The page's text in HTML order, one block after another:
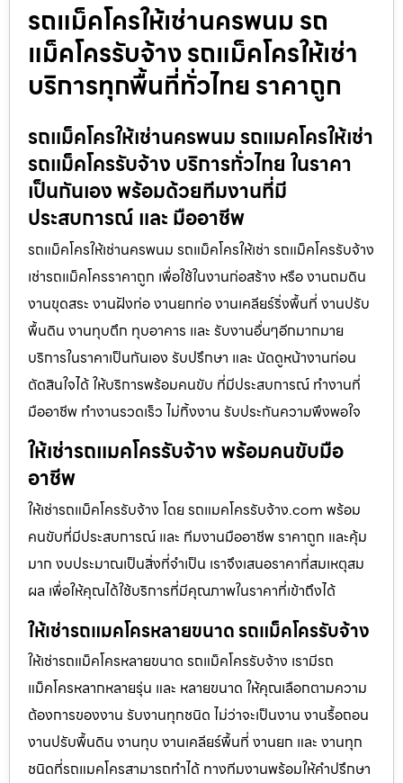
รถแม็คโครให้เช่านครพนม รถ
แม็คโครรับจ้าง รถแม็คโครให้เช่า
บริการทุกพื้นที่ทั่วไทย ราคาถูก
รถแม็คโครให้เช่านครพนม รถแมคโครให้เช่า
รถแม็คโครรับจ้าง บริการทั่วไทย ในราคา
เป็นกันเอง พร้อมด้วยทีมงานที่มี
ประสบการณ์ และ มืออาชีพ
รถแม็คโครให้เช่านครพนม รถแม็คโครให้เช่า รถแม็คโครรับจ้าง
เช่ารถแม็คโครราคาถูก เพื่อใช้ในงานก่อสร้าง หรือ งานถมดิน
งานขุดสระ งานฝังท่อ งานยกท่อ งานเคลียร์ริ่งพื้นที่ งานปรับ
พื้นดิน งานทุบตึก ทุบอาคาร และ รับงานอื่นๆอีกมากมาย
บริการในราคาเป็นกันเอง รับปรึกษา และ นัดดูหน้างานก่อน
ตัดสินใจได้ ให้บริการพร้อมคนขับ ที่มีประสบการณ์ ทำงานที่
มืออาชีพ ทำงานรวดเร็ว ไม่ทิ้งงาน รับประกันความพึงพอใจ
ให้เช่ารถแมคโครรับจ้าง พร้อมคนขับมือ
อาชีพ
ให้เช่ารถแม็คโครรับจ้าง โดย รถแมคโครรับจ้าง.com พร้อม
คนขับที่มีประสบการณ์ และ ทีมงานมืออาชีพ ราคาถูก และคุ้ม
มาก งบประมาณเป็นสิ่งที่จำเป็น เราจึงเสนอราคาที่สมเหตุสม
ผล เพื่อให้คุณได้ใช้บริการที่มีคุณภาพในราคาที่เข้าถึงได้
ให้เช่ารถแมคโครหลายขนาด รถแม็คโครรับจ้าง
ให้เช่ารถแม็คโครหลายขนาด รถแม็คโครรับจ้าง เรามีรถ
แม็คโครหลากหลายรุ่น และ หลายขนาด ให้คุณเลือกตามความ
ต้องการของงาน รับงานทุกชนิด ไม่ว่าจะเป็นงาน งานรื้อถอน
งานปรับพื้นดิน งานทุบ งานเคลียร์พื้นที่ งานยก และ งานทุก
ชนิดที่รถแมคโครสามารถทำได้ ทางทีมงานพร้อมให้คำปรึกษา